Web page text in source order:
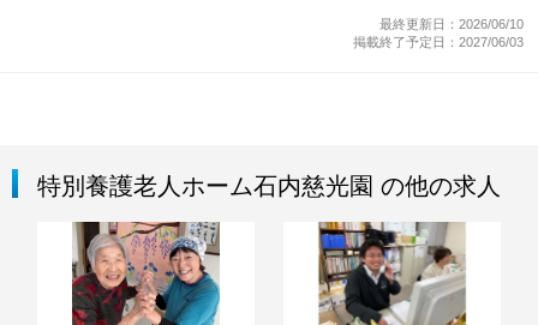
最終更新日：2026/06/10
掲載終了予定日：2027/06/03
特別養護老人ホーム石内慈光園 の他の求人